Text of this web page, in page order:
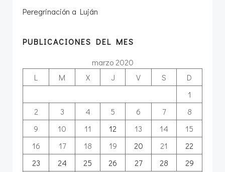
Peregrinación a Luján
PUBLICACIONES DEL MES
marzo 2020
L
M X J V S
D
1
2
3 4 5 6 7
8
9
10 11 12 13 14
15
16
17 18 19 20 21
22
23
24 25 26 27 28 29